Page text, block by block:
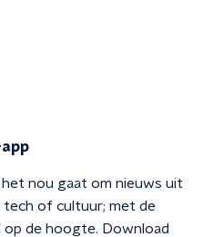
app
nou gaat om nieuws uit
tech of cultuur; met de
op de hoogte. Download